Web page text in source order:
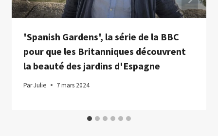
'Spanish Gardens', la série de la BBC
pour que les Britanniques découvrent
la beauté des jardins d'Espagne
ParJulie 7 mars 2024